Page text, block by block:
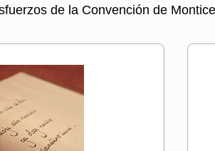
de la Convención de